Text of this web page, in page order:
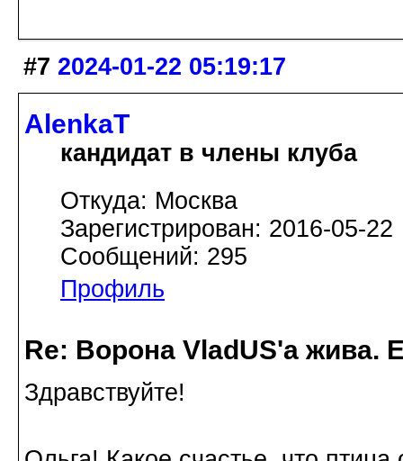
#7 2024-01-22 05:19:17
AlenkaT
кандидат в члены клуба
Откуда: Москва
Зарегистрирован: 2016-05-22
Сообщений: 295
Профиль
Re: Ворона VladUS'а жива.
Здравствуйте!